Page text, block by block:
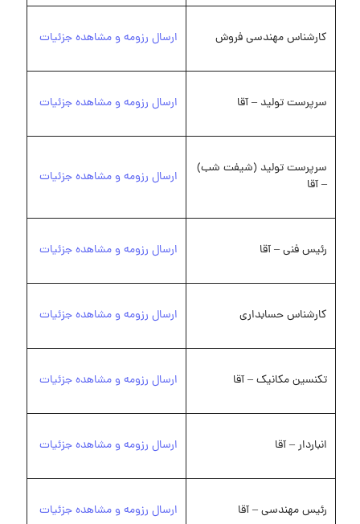
کارشناس مهندسی فروش ارسال رزومه و مشاهده جزئیات
سرپرست تولید – آقا ارسال رزومه و مشاهده جزئیات
سرپرست تولید (شیفت شب)
– آقا
ارسال رزومه و مشاهده جزئیات
رئیس فنی – آقا ارسال رزومه و مشاهده جزئیات
کارشناس حسابداری ارسال رزومه و مشاهده جزئیات
تکنسین مکانیک – آقا ارسال رزومه و مشاهده جزئیات
انباردار – آقا ارسال رزومه و مشاهده جزئیات
رئیس مهندسی – آقا ارسال رزومه و مشاهده جزئیات